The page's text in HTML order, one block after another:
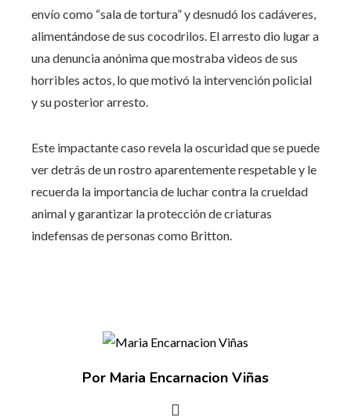
envío como “sala de tortura” y desnudó los cadáveres,
alimentándose de sus cocodrilos. El arresto dio lugar a
una denuncia anónima que mostraba videos de sus
horribles actos, lo que motivó la intervención policial
y su posterior arresto.
Este impactante caso revela la oscuridad que se puede
ver detrás de un rostro aparentemente respetable y le
recuerda la importancia de luchar contra la crueldad
animal y garantizar la protección de criaturas
indefensas de personas como Britton.
Por Maria Encarnacion Viñas